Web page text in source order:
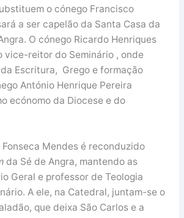
o cónego Francisco
a ser capelão da Santa Casa da
O cónego Ricardo Henriques
vice-reitor do Seminário , onde
Escritura, Grego e formação
António Henrique Pereira
ecónomo da Diocese e do
Mendes é reconduzido
da Sé de Angra, mantendo as
Geral e professor de Teologia
A ele, na Catedral, juntam-se o
que deixa São Carlos e a